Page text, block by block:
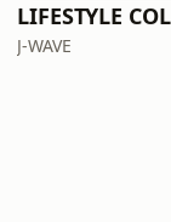
LIFESTYLE
J-WAVE